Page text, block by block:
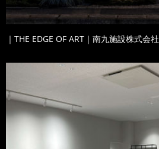
｜THE EDGE OF ART｜南九施設株式会社